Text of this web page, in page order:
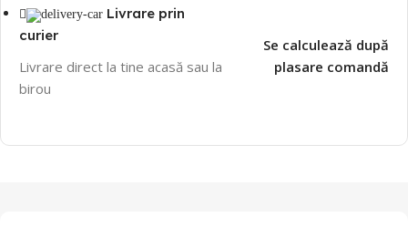
Livrare prin
curier
Livrare direct la tine acasă sau la
birou
Se calculează după
plasare comandă